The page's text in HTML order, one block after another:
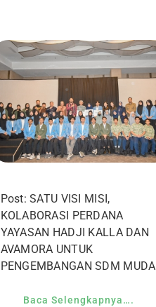
Post: SATU VISI MISI,
KOLABORASI PERDANA
YAYASAN HADJI KALLA DAN
AVAMORA UNTUK
PENGEMBANGAN SDM MUDA
Baca Selengkapnya….